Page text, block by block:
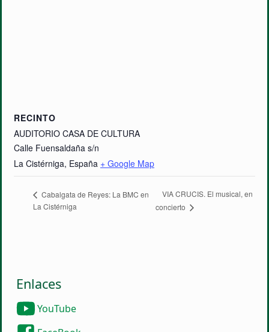
RECINTO
AUDITORIO CASA DE CULTURA
Calle Fuensaldaña s/n
La Cistérniga, España + Google Map
Cabalgata de Reyes: La BMC en
La Cistérniga
VIA CRUCIS. El musical, en
concierto
Enlaces
YouTube